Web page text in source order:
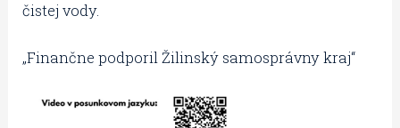
čistej vody.
„Finančne podporil Žilinský samosprávny kraj“